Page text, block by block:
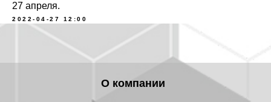
27 апреля.
2022-04-27 12:00
О компании